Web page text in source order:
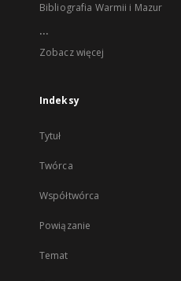
Bibliografia Warmii i Mazur
...
Zobacz więcej
Indeksy
Tytuł
Twórca
Współtwórca
Powiązanie
Temat